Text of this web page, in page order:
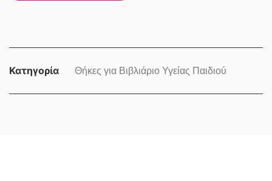
Κατηγορία Θήκες για Βιβλιάριο Υγείας Παιδιού